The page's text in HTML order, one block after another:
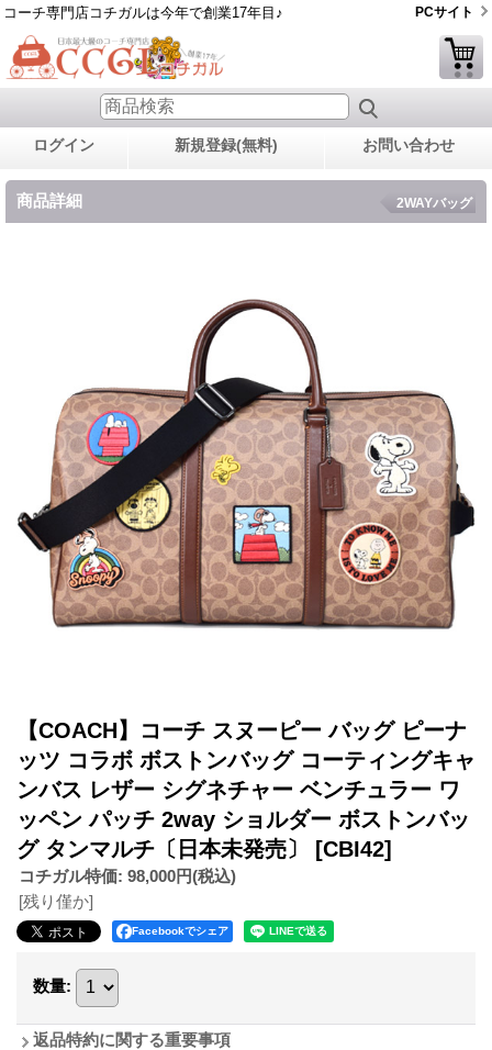
コーチ専門店コチガルは今年で創業17年目♪ PCサイト
ログイン 新規登録(無料) お問い合わせ
商品詳細 2WAYバッグ
【COACH】コーチ スヌーピー バッグ ピーナ
ッツ コラボ ボストンバッグ コーティングキャ
ンバス レザー シグネチャー ベンチュラー ワ
ッペン パッチ 2way ショルダー ボストンバッ
グ タンマルチ〔日本未発売〕 [CBI42]
コチガル特価: 98,000円(税込)
[残り僅か]
Facebookでシェア
数量:
返品特約に関する重要事項